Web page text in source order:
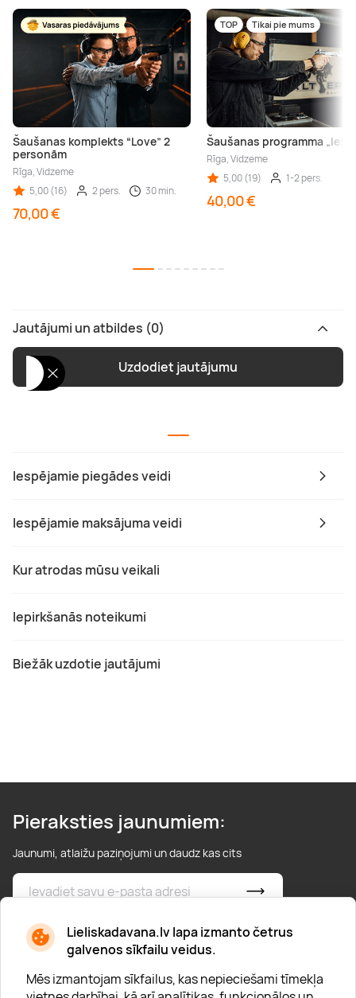
Lieliskadavana.lv lapa izmanto četrus
galvenos sīkfailu veidus.
Mēs izmantojam sīkfailus, kas nepieciešami tīmekļa
Iespējamie piegādes veidi
Iespējamie maksājuma veidi
Kur atrodas mūsu veikali
Iepirkšanās noteikumi
Biežāk uzdotie jautājumi
Šaušanas komplekts “Love” 2
personām
Rīga, Vidzeme
5,00 (16)
2 pers. 30 min.
70,00 €
TOP Tikai pie mums
Šaušanas programma
Rīga, Vidzeme
5,00 (19)
1-2 pers.
40,00 €
Jautājumi un atbildes (0)
Uzdodiet jautājumu
Pieraksties jaunumiem:
Jaunumi, atlaižu paziņojumi un daudz kas cits
* Esmu iepazinies/usies ar privātuma politiku